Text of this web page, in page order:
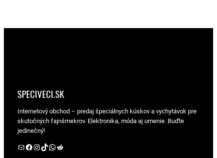
SPECIVECI.SK
Internetový obchod – predaj špeciálnych kúskov a vychytávok pre
skutočných fajnšmekrov. Elektronika, móda aj umenie. Buďte
jedinečný!
Facebook Matej Dravecký Facebook speciveci.sk Instagram speciveci.sk Tik Tok speciveci.sk WhatsApp speciveci.sk Reddit Matej Dravecký